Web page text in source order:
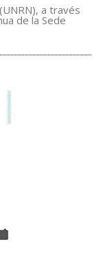
a través
de la Sede